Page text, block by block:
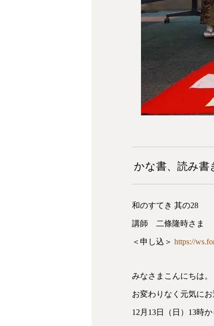
かな書、読み
和のすてき 其の28
講師 二條隆時さま
＜申し込＞ https://
みなさまこんにちは。
お変わりなく元気にお
12月13日（日）13時